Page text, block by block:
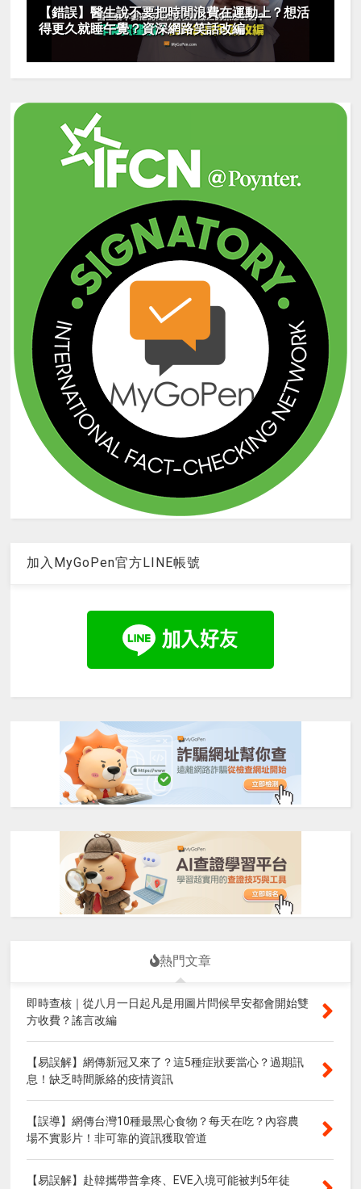
【錯誤】醫生說不要把時間浪費在運動上？想活
得更久就睡午覺？資深網路笑話改編
加入MyGoPen官方LINE帳號
熱門文章
即時查核｜從八月一日起凡是用圖片問候早安都會開始雙
方收費？謠言改編
【易誤解】網傳新冠又來了？這5種症狀要當心？過期訊
息！缺乏時間脈絡的疫情資訊
【誤導】網傳台灣10種最黑心食物？每天在吃？內容農
場不實影片！非可靠的資訊獲取管道
【易誤解】赴韓攜帶普拿疼、EVE入境可能被判5年徒